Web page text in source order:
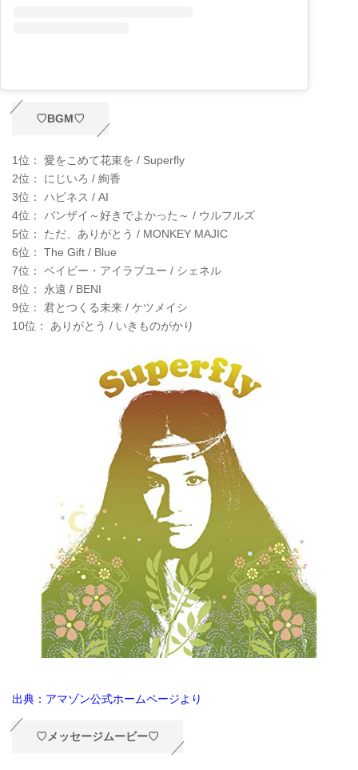
♡BGM♡
1位： 愛をこめて花束を / Superfly
2位： にじいろ / 絢香
3位： ハピネス / AI
4位： バンザイ～好きでよかった～ / ウルフルズ
5位： ただ、ありがとう / MONKEY MAJIC
6位： The Gift / Blue
7位： ベイビー・アイラブユー / シェネル
8位： 永遠 / BENI
9位： 君とつくる未来 / ケツメイシ
10位： ありがとう / いきものがかり
出典：アマゾン公式ホームページより
♡メッセージムービー♡